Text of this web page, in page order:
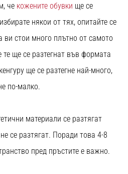
че кожените обувки ще се
някои от тях, опитайте се
ви стои много плътно от самото
ще се разтегнат във формата
ще се разтегне най-много,
по-малко.
материали се разтягат
се разтягат. Поради това 4-8
пред пръстите е важно.